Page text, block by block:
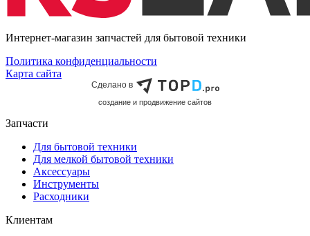
Интернет-магазин запчастей для бытовой техники
Политика конфиденциальности
Карта сайта
Сделано в
cоздание и продвижение сайтов
Запчасти
Для бытовой техники
Для мелкой бытовой техники
Аксессуары
Инструменты
Расходники
Клиентам